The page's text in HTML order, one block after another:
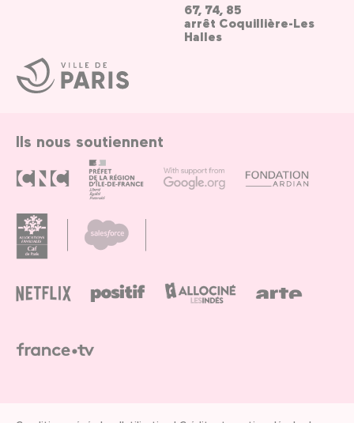
Ville
de
Paris
67, 74, 85
arrêt Coquillière-Les
Halles
Ils nous soutiennent